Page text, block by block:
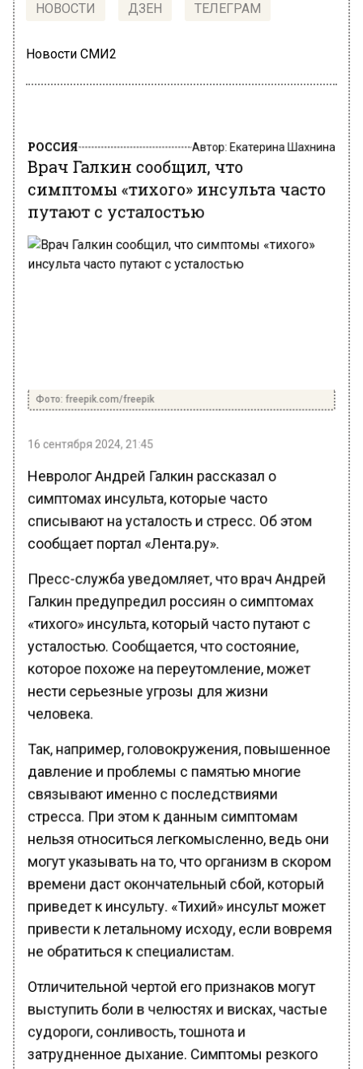
НОВОСТИ ДЗЕН ТЕЛЕГРАМ
Новости СМИ2
РОССИЯ
Врач Галкин сообщил, что
симптомы «тихого» инсульта часто
путают с усталостью
Фото: freepik.com/freepik
16 сентября 2024, 21:45
Невролог Андрей Галкин рассказал о
симптомах инсульта, которые часто
списывают на усталость и стресс. Об этом
сообщает портал «Лента.ру».
Пресс-служба уведомляет, что врач Андрей
Галкин предупредил россиян о симптомах
«тихого» инсульта, который часто путают с
усталостью. Сообщается, что состояние,
которое похоже на переутомление, может
нести серьезные угрозы для жизни
человека.
Так, например, головокружения, повышенное
давление и проблемы с памятью многие
связывают именно с последствиями
стресса. При этом к данным симптомам
нельзя относиться легкомысленно, ведь они
могут указывать на то, что организм в скором
времени даст окончательный сбой, который
приведет к инсульту. «Тихий» инсульт может
привести к летальному исходу, если вовремя
не обратиться к специалистам.
Отличительной чертой его признаков могут
выступить боли в челюстях и висках, частые
судороги, сонливость, тошнота и
затрудненное дыхание. Симптомы резкого